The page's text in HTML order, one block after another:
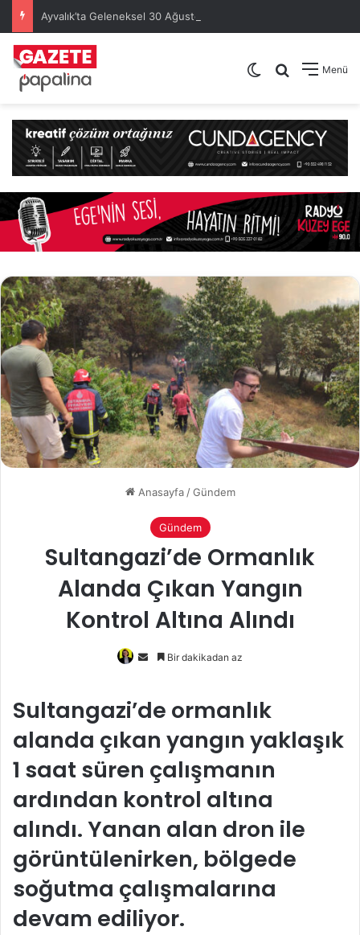
Menü
Arama yap
Dış görünümü
Anasayfa / Gündem
Gündem
Sultangazi’de Ormanlık
Alanda Çıkan Yangın
Kontrol Altına Alındı
Bir
göndermek
Bir dakikadan az
Sultangazi’de ormanlık
alanda çıkan yangın yaklaşık
1 saat süren çalışmanın
ardından kontrol altına
alındı. Yanan alan dron ile
görüntülenirken, bölgede
soğutma çalışmalarına
devam ediliyor.